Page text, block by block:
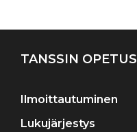
TANSSIN OPETUS
Ilmoittautuminen
Lukujärjestys